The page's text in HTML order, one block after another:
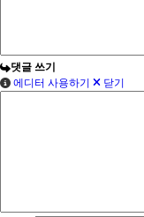
댓글 쓰기
에디터 사용하기
닫기